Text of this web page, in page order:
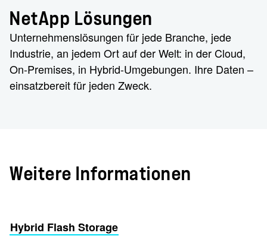
NetApp Lösungen
Unternehmenslösungen für jede Branche, jede
Industrie, an jedem Ort auf der Welt: in der Cloud,
On-Premises, in Hybrid-Umgebungen. Ihre Daten –
einsatzbereit für jeden Zweck.
Weitere Informationen
Hybrid Flash Storage